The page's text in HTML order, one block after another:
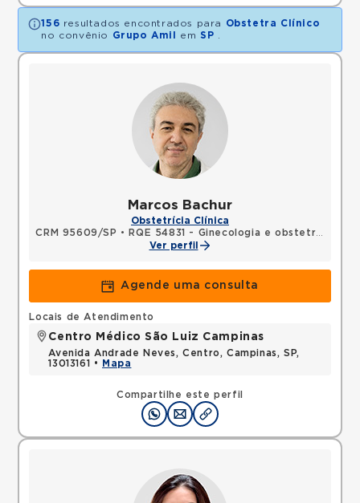
156 resultados encontrados para
Obstetra Clínico
no convênio
Grupo Amil em SP
Marcos Bachur
Obstetrícia Clínica
CRM 95609/SP •
RQE 54831 - Ginecologia e obstetrícia
Ver perfil
Agende uma consulta
Compartilhe este perfil
Locais de Atendimento
Centro Médico São Luiz Campinas
Avenida Andrade Neves, Centro, Campinas, SP,
13013161 •
Mapa